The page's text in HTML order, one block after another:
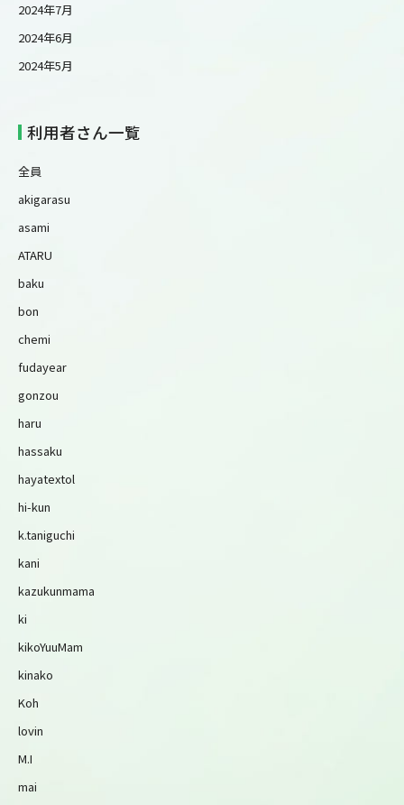
2024年7月
2024年6月
2024年5月
利用者さん一覧
全員
akigarasu
asami
ATARU
baku
bon
chemi
fudayear
gonzou
haru
hassaku
hayatextol
hi-kun
k.taniguchi
kani
kazukunmama
ki
kikoYuuMam
kinako
Koh
lovin
M.I
mai